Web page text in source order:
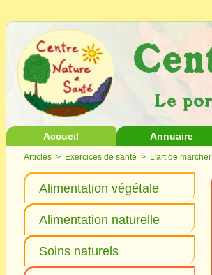
Accueil Annuaire
Articles > Exercices de santé > L'art de marcher
Alimentation végétale
Alimentation naturelle
Soins naturels